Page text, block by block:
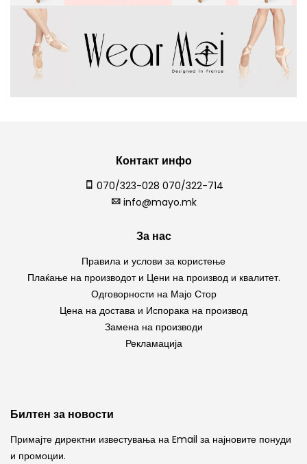
Контакт инфо
070/323-028 070/322-714
info@mayo.mk
За нас
Правила и услови за користење
Плаќање на производот и Цени на производ и квалитет.
Одговорности на Мајо Стор
Цена на достава и Испорака на производ
Замена на производи
Рекламација
Билтен за новости
Примајте директни известувања на Email за најновите понуди
и промоции.